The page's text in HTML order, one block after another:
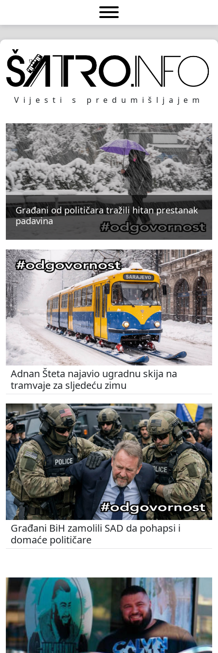
Vijesti s predumišljajem
Građani od političara tražili hitan prestanak
padavina
Građani od političara tražili hitan prestanak
padavina
Građani od političara tražili hitan prestanak
padavina
Adnan Šteta najavio ugradnu skija na
tramvaje za sljedeću zimu
Građani BiH zamolili SAD da pohapsi i
domaće političare